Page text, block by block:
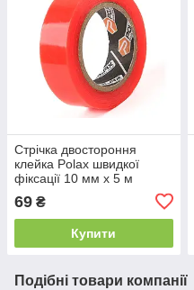
Стрічка двостороння
клейка Polax швидкої
фіксації 10 мм х 5 м
69 ₴
Купити
Подібні товари компанії